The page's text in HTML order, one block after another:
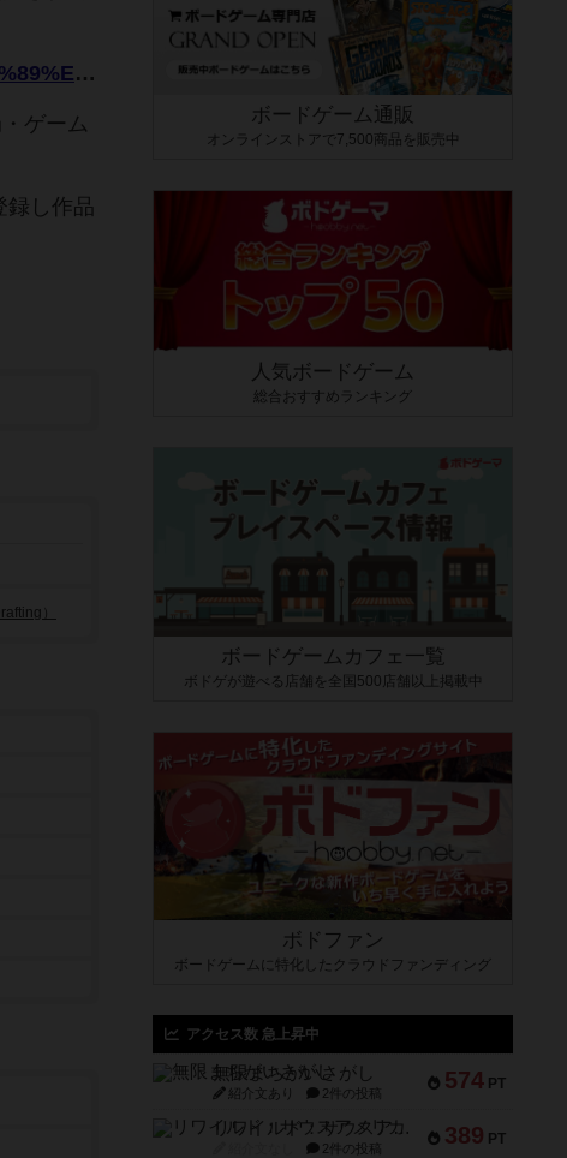
https://niji-games.jimdofree.com/2024/10/23/%E3%83%9C%E3%83%BC%E3%83%89%E3%82%B2%E3%83%BC%E3%83%A0%E7%B4%B9%E4%BB%8B-top-waffle-%E3%83%88%E3%83%83%E3%83%97%E3%83%AF%E3%83%83%E3%83%95%E3%83%AB/
ゲーム
録し作品
）
ボードゲーム通販
オンラインストアで7,500商品を販売中
人気ボードゲーム
総合おすすめランキング
ボードゲームカフェ一覧
ボドゲが遊べる店舗を全国500店舗以上掲載中
ボドファン
ボードゲームに特化したクラウドファンディング
アクセス数 急上昇中
574 PT
無限まちがいさがし
紹介文あり 2件の投稿
389 PT
リワイルド：サウスアメリカ
2件の投稿